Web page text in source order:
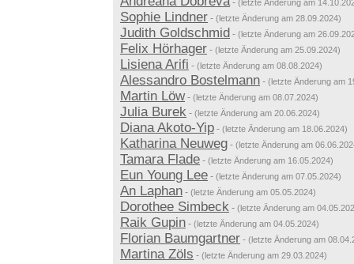
- (letzte Änderung am
Sophie Lindner - (letzte Änderung am 28.09.2024)
Judith Goldschmid - (letzte Änderung am
Felix Hörhager - (letzte Änderung am 25.09.2024)
Lisiena Arifi - (letzte Änderung am 08.08.2024)
Alessandro Bostelmann - (letzte Änderung am
Martin Löw- (letzte Änderung am 08.07.2024)
Julia Burek - (letzte Änderung am 20.06.2024)
Diana Akoto-Yip - (letzte Änderung am 18.06.2024)
Katharina Neuweg - (letzte Änderung am
Tamara Flade - (letzte Änderung am 16.05.2024)
Eun Young Lee - (letzte Änderung am 07.05.2024)
An Laphan - (letzte Änderung am 05.05.2024)
Dorothee Simbeck - (letzte Änderung am
Raik Gupin - (letzte Änderung am 04.05.2024)
Florian Baumgartner - (letzte Änderung am
Martina Zöls - (letzte Änderung am 29.03.2024)